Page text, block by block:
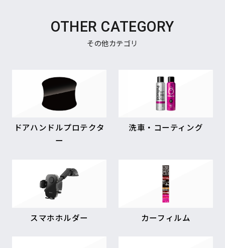
OTHER CATEGORY
その他カテゴリ
ドアハンドルプロテクタ
ー
洗車・コーティング
スマホホルダー カーフィルム